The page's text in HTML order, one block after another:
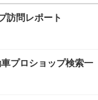
訪問レポート
プロショップ検索一